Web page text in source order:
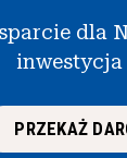
dla
inwestycja
PRZEKAŻ